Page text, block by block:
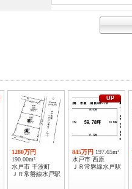
1280万円
190.00m²
水戸市 千波町
ＪＲ常磐線水戸駅
UP
845万円 197.65m²
水戸市 西原
ＪＲ常磐線水戸駅